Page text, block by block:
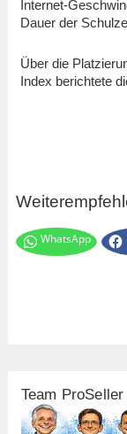
Internet-
Dauer der
Über die
Index berichtete
WhatsApp
Team ProSeller